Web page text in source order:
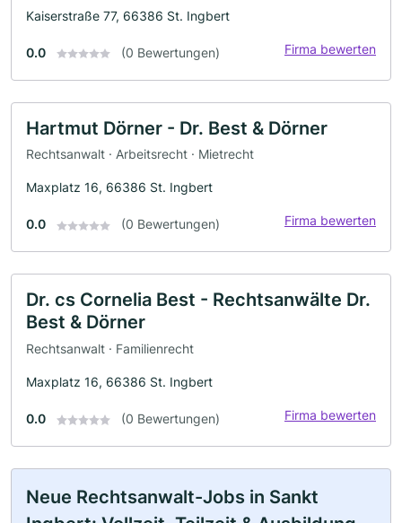
Kaiserstraße 77, 66386 St. Ingbert
0.0 (0 Bewertungen) Firma bewerten
Hartmut Dörner - Dr. Best & Dörner
Rechtsanwalt · Arbeitsrecht · Mietrecht
Maxplatz 16, 66386 St. Ingbert
0.0 (0 Bewertungen) Firma bewerten
Dr. cs Cornelia Best - Rechtsanwälte Dr.
Best & Dörner
Rechtsanwalt · Familienrecht
Maxplatz 16, 66386 St. Ingbert
0.0 (0 Bewertungen) Firma bewerten
Neue Rechtsanwalt-Jobs in Sankt